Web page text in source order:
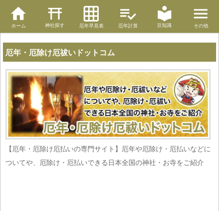
ホーム 神社探す 厄年早見表 厄年計算 豆知識 その他
厄年・厄除け厄祓いドットコム
【厄年・厄除け厄払いの専門サイト】厄年や厄除け・厄払いなどに
ついてや、厄除け・厄払いできる日本全国の神社・お寺をご紹介